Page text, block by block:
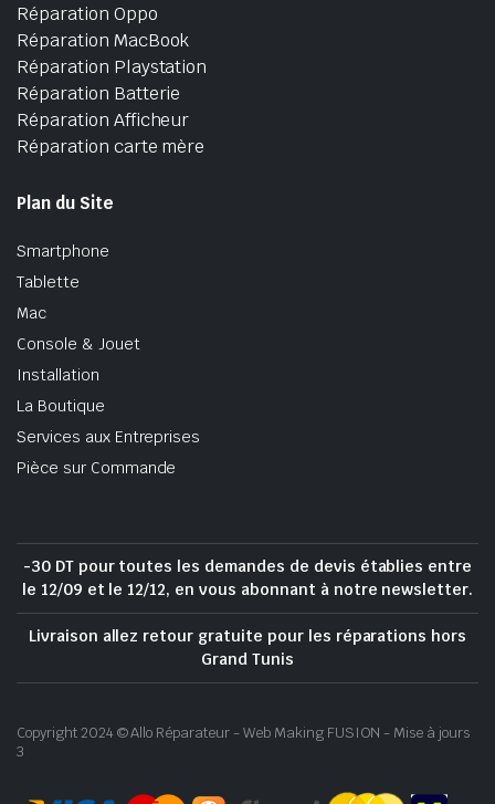
Réparation Oppo
Réparation MacBook
Réparation Playstation
Réparation Batterie
Réparation Afficheur
Réparation carte mère
Plan du Site
Smartphone
Tablette
Mac
Console & Jouet
Installation
La Boutique
Services aux Entreprises
Pièce sur Commande
-30 DT pour toutes les demandes de devis établies entre
le 12/09 et le 12/12, en vous abonnant à notre newsletter.
Livraison allez retour gratuite pour les réparations hors
Grand Tunis
Copyright 2024 © Allo Réparateur - Web Making FUSION - Mise à jours
3